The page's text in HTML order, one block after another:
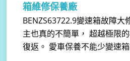
箱維修保養廠
BENZS63722.9變速箱故障大
主也真的不簡單， 超越極限
復返。 愛車保養不能少變速